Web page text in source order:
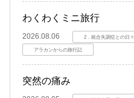
わくわくミニ旅行
2026.08.06 2．統合失調症との日々
アラカンからの旅行記
突然の痛み